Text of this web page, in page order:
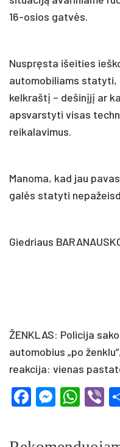
16-osios gatvės.
Nuspręsta išeities
automobiliams statyti,
kelkraštį – dešinįjį ar
apsvarstyti visas
reikalavimus.
Manoma, kad jau
galės statyti
Giedriaus
ŽENKLAS: Policija
automobius „po
reakcija: vienas
Facebook